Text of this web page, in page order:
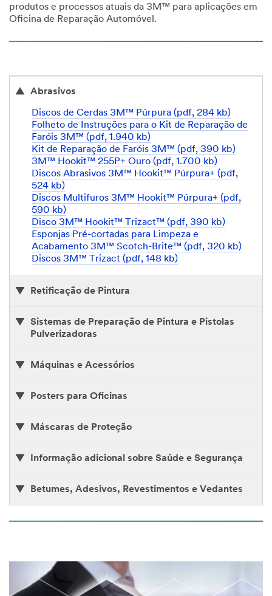
produtos e processos atuais da 3M™ para aplicações em
Oficina de Reparação Automóvel.
Abrasivos
Discos de Cerdas 3M™ Púrpura (pdf, 284 kb)
Folheto de Instruções para o Kit de Reparação de
Faróis 3M™ (pdf, 1.940 kb)
Kit de Reparação de Faróis 3M™ (pdf, 390 kb)
3M™ Hookit™ 255P+ Ouro (pdf, 1.700 kb)
Discos Abrasivos 3M™ Hookit™ Púrpura+ (pdf,
524 kb)
Discos Multifuros 3M™ Hookit™ Púrpura+ (pdf,
590 kb)
Disco 3M™ Hookit™ Trizact™ (pdf, 390 kb)
Esponjas Pré-cortadas para Limpeza e
Acabamento 3M™ Scotch-Brite™ (pdf, 320 kb)
Discos 3M™ Trizact (pdf, 148 kb)
Retificação de Pintura
Sistemas de Preparação de Pintura e Pistolas
Pulverizadoras
Máquinas e Acessórios
Posters para Oficinas
Máscaras de Proteção
Informação adicional sobre Saúde e Segurança
Betumes, Adesivos, Revestimentos e Vedantes